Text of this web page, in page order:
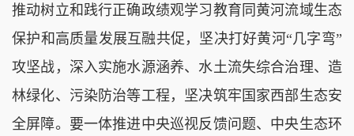
推动树立和践行正确政绩观学习教育同黄河流域生态
保护和高质量发展互融共促，坚决打好黄河“几字弯”
攻坚战，深入实施水源涵养、水土流失综合治理、造
林绿化、污染防治等工程，坚决筑牢国家西部生态安
全屏障。要一体推进中央巡视反馈问题、中央生态环